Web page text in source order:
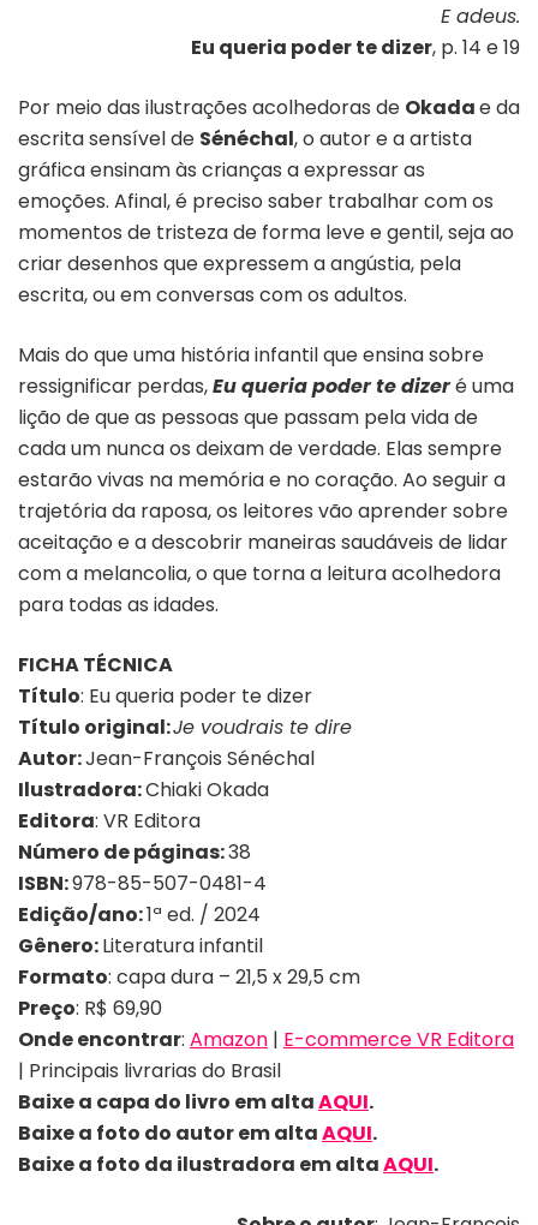
E adeus.
Eu queria poder te dizer, p. 14 e 19
Por meio das ilustrações acolhedoras de Okadae da
escrita sensível de Sénéchal, o autor e a artista
gráfica ensinam às crianças a expressar as
emoções. Afinal, é preciso saber trabalhar com os
momentos de tristeza de forma leve e gentil, seja ao
criar desenhos que expressem a angústia, pela
escrita, ou em conversas com os adultos.
Mais do que uma história infantil que ensina sobre
ressignificar perdas,Eu queria poder te dizeré uma
lição de que as pessoas que passam pela vida de
cada um nunca os deixam de verdade. Elas sempre
estarão vivas na memória e no coração. Ao seguir a
trajetória da raposa, os leitores vão aprender sobre
aceitação e a descobrir maneiras saudáveis de lidar
com a melancolia, o que torna a leitura acolhedora
para todas as idades.
FICHA TÉCNICA
Título: Eu queria poder te dizer
Título original:Je voudrais te dire
Autor:Jean-François Sénéchal
Ilustradora:Chiaki Okada
Editora: VR Editora
Número de páginas:38
ISBN:978-85-507-0481-4
Edição/ano:1ª ed. / 2024
Gênero:Literatura infantil
Formato: capa dura – 21,5 x 29,5 cm
Preço: R$ 69,90
Onde encontrar: Amazon | E-commerce VR Editora
| Principais livrarias do Brasil
Baixe a capa do livro em altaAQUI.
Baixe a foto do autor em altaAQUI.
Baixe a foto da ilustradora em altaAQUI.